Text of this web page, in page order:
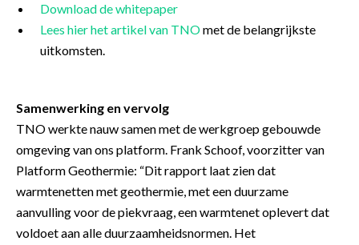
Download de whitepaper
Lees hier het artikel van TNOmet de belangrijkste
uitkomsten.
Samenwerking en vervolg
TNO werkte nauw samen met de werkgroep gebouwde
omgeving van ons platform. Frank Schoof, voorzitter van
Platform Geothermie: “Dit rapport laat zien dat
warmtenetten met geothermie, met een duurzame
aanvulling voor de piekvraag, een warmtenet oplevert dat
voldoet aan alle duurzaamheidsnormen. Het